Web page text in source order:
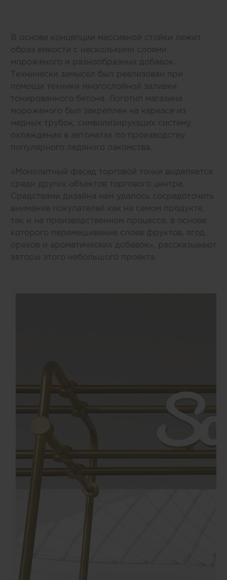
В основе концепции массивной стойки лежит
образ емкости с несколькими слоями
мороженого и разнообразных добавок.
Технически замысел был реализован при
помощи техники многослойной заливки
тонированного бетона. Логотип магазина
мороженого был закреплен на каркасе из
медных трубок, символизирующих систему
охлаждения в автоматах по производству
популярного ледяного лакомства.
«Монолитный фасад торговой точки выделяется
среди других объектов торгового центра.
Средствами дизайна нам удалось сосредоточить
внимание покупателей как на самом продукте,
так и на производственном процессе, в основе
которого перемешивание слоев фруктов, ягод,
орехов и ароматических добавок», рассказывают
авторы этого небольшого проекта.